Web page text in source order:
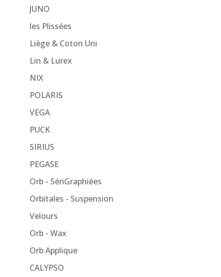
JUNO
les Plissées
Liège & Coton Uni
Lin & Lurex
NIX
POLARIS
VEGA
PUCK
SIRIUS
PEGASE
Orb - SériGraphiées
Orbitales - Suspension
Velours
Orb - Wax
Orb Applique
CALYPSO